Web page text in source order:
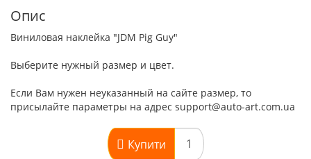
Опис
Виниловая наклейка "JDM Pig Guy"
Выберите нужный размер и цвет.
Если Вам нужен неуказанный на сайте размер, то
присылайте параметры на адрес support@auto-art.com.ua
Купити